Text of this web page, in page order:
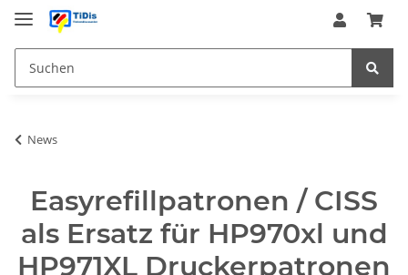
News
Easyrefillpatronen / CISS
als Ersatz für HP970xl und
HP971XL Druckerpatronen